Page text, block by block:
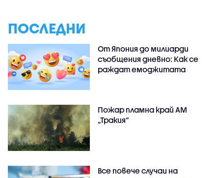
ПОСЛЕДНИ
От Япония до милиарди
съобщения дневно: Как се
раждат емоджитата
Пожар пламна край АМ
„Тракия“
Все повече случаи на